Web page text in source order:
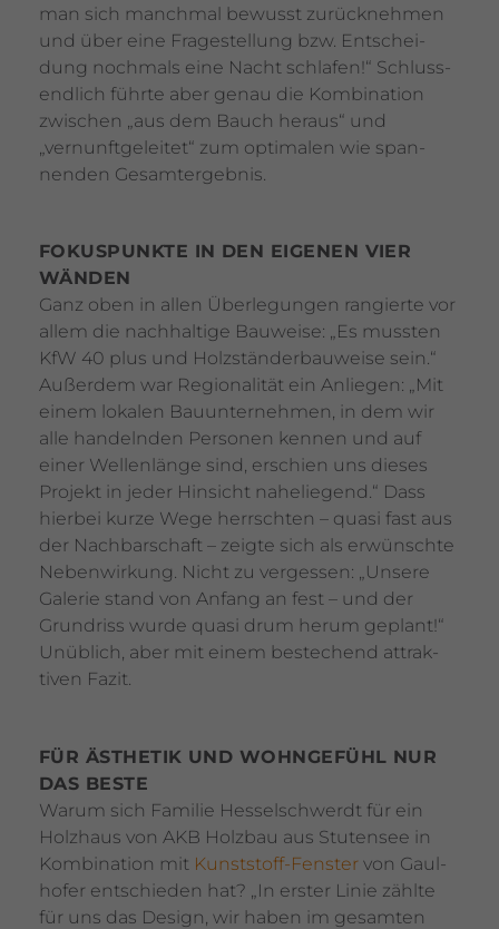
man sich manchmal bewusst zurück­nehmen
und über eine Frage­stel­lung bzw. Entschei­
dung noch­mals eine Nacht schlafen!“ Schluss­
end­lich führte aber genau die Kombi­na­tion
zwischen „aus dem Bauch heraus“ und
„vernunft­ge­leitet“ zum opti­malen wie span­
nenden Gesamt­er­gebnis.
FOKUS­PUNKTE IN DEN EIGENEN VIER
WÄNDEN
Ganz oben in allen Überle­gungen rangierte vor
allem die nach­hal­tige Bauweise: „Es mussten
KfW 40 plus und Holz­stän­der­bau­weise sein.“
Außerdem war Regio­na­lität ein Anliegen: „Mit
einem lokalen Bauun­ter­nehmen, in dem wir
alle handelnden Personen kennen und auf
einer Wellen­länge sind, erschien uns dieses
Projekt in jeder Hinsicht nahe­lie­gend.“ Dass
hierbei kurze Wege herrschten – quasi fast aus
der Nach­bar­schaft – zeigte sich als erwünschte
Neben­wir­kung. Nicht zu vergessen: „Unsere
Galerie stand von Anfang an fest – und der
Grund­riss wurde quasi drum herum geplant!“
Unüb­lich, aber mit einem beste­chend attrak­
tiven Fazit.
FÜR ÄSTHETIK UND WOHN­GE­FÜHL NUR
DAS BESTE
Warum sich Familie Hessel­schwerdt für ein
Holz­haus von AKB Holzbau aus Stutensee in
Kombi­na­tion mit Kunst­stoff-Fenster von Gaul­
hofer entschieden hat? „In erster Linie zählte
für uns das Design, wir haben im gesamten